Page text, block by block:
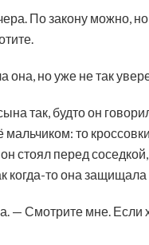
По закону можно,
но уже не так
так, будто он
то
стоял перед
когда-то она защищала
— Смотрите мне. Если